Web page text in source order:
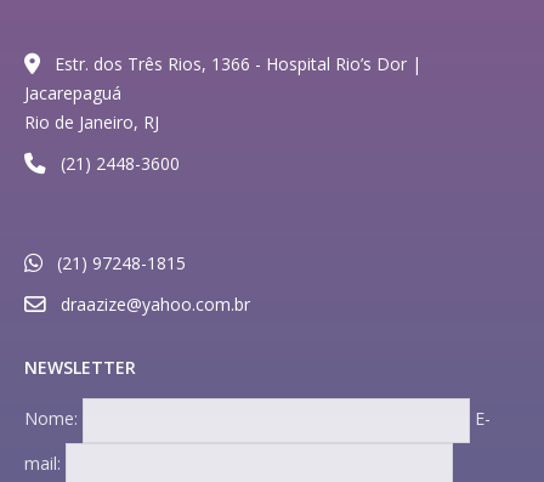
Estr. dos Três Rios, 1366 - Hospital Rio’s Dor |
Jacarepaguá
Rio de Janeiro, RJ
(21) 2448-3600
(21) 97248-1815
draazize@yahoo.com.br
NEWSLETTER
Nome:
E-
mail: